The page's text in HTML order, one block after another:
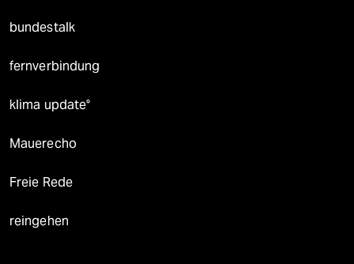
bundestalk
fernverbindung
klima update°
Mauerecho
Freie Rede
reingehen